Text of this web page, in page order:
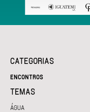
CATEGORIAS
ENCONTROS
TEMAS
ÁGUA